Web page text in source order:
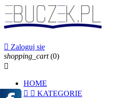
 Zaloguj się
shopping_cart (0)

HOME
  KATEGORIE